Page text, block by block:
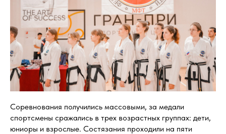
Соревнования получились массовыми, за медали
спортсмены сражались в трех возрастных группах: дети,
юниоры и взрослые. Состязания проходили на пяти